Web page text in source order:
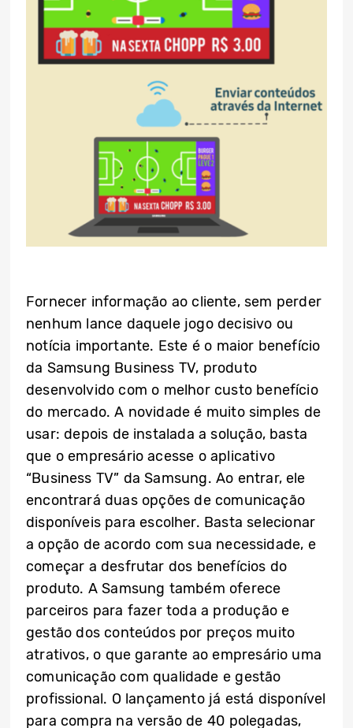
Fornecer informação ao cliente, sem perder
nenhum lance daquele jogo decisivo ou
notícia importante. Este é o maior benefício
da Samsung Business TV, produto
desenvolvido com o melhor custo benefício
do mercado. A novidade é muito simples de
usar: depois de instalada a solução, basta
que o empresário acesse o aplicativo
“Business TV” da Samsung. Ao entrar, ele
encontrará duas opções de comunicação
disponíveis para escolher. Basta selecionar
a opção de acordo com sua necessidade, e
começar a desfrutar dos benefícios do
produto. A Samsung também oferece
parceiros para fazer toda a produção e
gestão dos conteúdos por preços muito
atrativos, o que garante ao empresário uma
comunicação com qualidade e gestão
profissional. O lançamento já está disponível
para compra na versão de 40 polegadas,